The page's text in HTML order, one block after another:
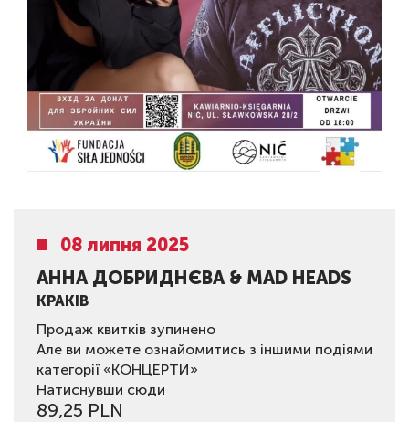
08 липня 2025
АННА ДОБРИДНЄВА & MAD HEADS
КРАКІВ
Продаж квитків зупинено
Але ви можете ознайомитись з іншими подіями
категорії «КОНЦЕРТИ»
Натиснувши сюди
89,25 PLN